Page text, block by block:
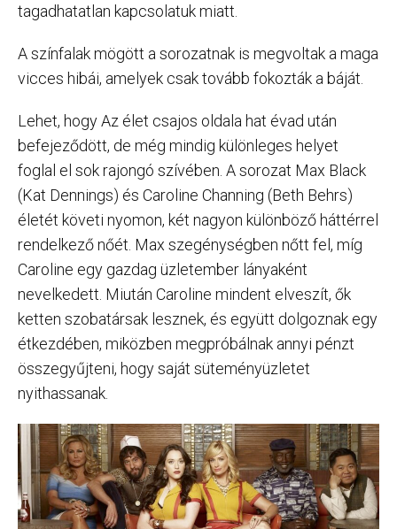
tagadhatatlan kapcsolatuk miatt.
A színfalak mögött a sorozatnak is megvoltak a maga
vicces hibái, amelyek csak tovább fokozták a báját.
Lehet, hogy Az élet csajos oldala hat évad után
befejeződött, de még mindig különleges helyet
foglal el sok rajongó szívében. A sorozat Max Black
(Kat Dennings) és Caroline Channing (Beth Behrs)
életét követi nyomon, két nagyon különböző háttérrel
rendelkező nőét. Max szegénységben nőtt fel, míg
Caroline egy gazdag üzletember lányaként
nevelkedett. Miután Caroline mindent elveszít, ők
ketten szobatársak lesznek, és együtt dolgoznak egy
étkezdében, miközben megpróbálnak annyi pénzt
összegyűjteni, hogy saját süteményüzletet
nyithassanak.